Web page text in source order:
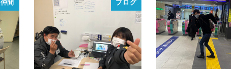
仲間 ブログ